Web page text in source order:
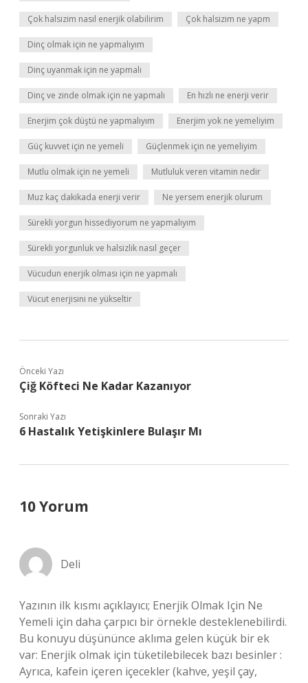
Çok halsizim nasıl enerjik olabilirim Çok halsizim ne yapm
Dinç olmak için ne yapmalıyım
Dinç uyanmak için ne yapmalı
Dinç ve zinde olmak için ne yapmalı En hızlı ne enerji verir
Enerjim çok düştü ne yapmalıyım Enerjim yok ne yemeliyim
Güç kuvvet için ne yemeli Güçlenmek için ne yemeliyim
Mutlu olmak için ne yemeli Mutluluk veren vitamin nedir
Muz kaç dakikada enerji verir Ne yersem enerjik olurum
Sürekli yorgun hissediyorum ne yapmalıyım
Sürekli yorgunluk ve halsizlik nasıl geçer
Vücudun enerjik olması için ne yapmalı
Vücut enerjisini ne yükseltir
Önceki Yazı
Çiğ Köfteci Ne Kadar Kazanıyor
Sonraki Yazı
6 Hastalık Yetişkinlere Bulaşır Mı
10 Yorum
Deli
Yazının ilk kısmı açıklayıcı; Enerjik Olmak Için Ne
Yemeli için daha çarpıcı bir örnekle desteklenebilirdi.
Bu konuyu düşününce aklıma gelen küçük bir ek
var: Enerjik olmak için tüketilebilecek bazı besinler :
Ayrıca, kafein içeren içecekler (kahve, yeşil çay,